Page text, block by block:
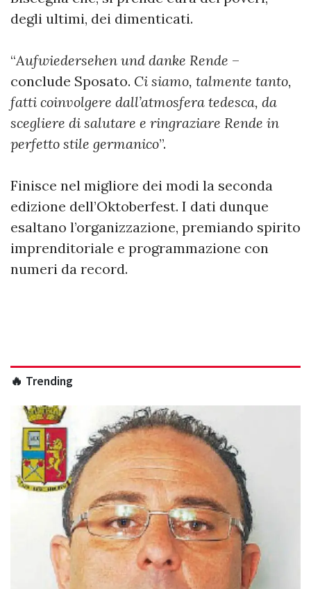
degli ultimi, dei dimenticati.
“Aufwiedersehen und danke Rende –
conclude Sposato. Ci siamo, talmente tanto,
fatti coinvolgere dall’atmosfera tedesca, da
scegliere di salutare e ringraziare Rende in
perfetto stile germanico”.
Finisce nel migliore dei modi la seconda
edizione dell’Oktoberfest. I dati dunque
esaltano l’organizzazione, premiando spirito
imprenditoriale e programmazione con
numeri da record.
🔥 Trending